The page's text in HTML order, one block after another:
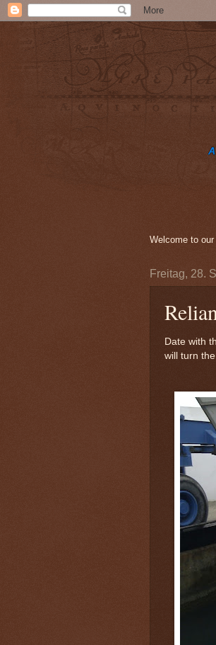
Welcome to
Freitag, 28.
Date with
will turn